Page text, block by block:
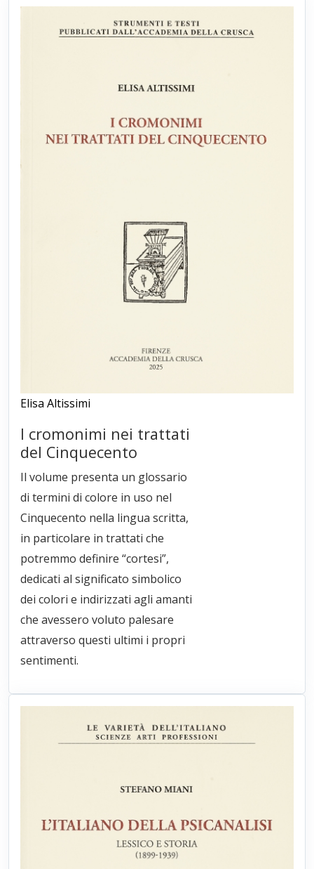
Elisa Altissimi
I cromonimi nei trattati
del Cinquecento
Il volume presenta un glossario
di termini di colore in uso nel
Cinquecento nella lingua scritta,
in particolare in trattati che
potremmo definire “cortesi”,
dedicati al significato simbolico
dei colori e indirizzati agli amanti
che avessero voluto palesare
attraverso questi ultimi i propri
sentimenti.